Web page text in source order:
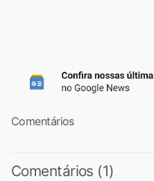
Comentários
Comentários (1)